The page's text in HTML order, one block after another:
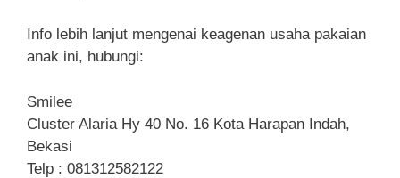
Info lebih lanjut mengenai keagenan usaha pakaian
anak ini, hubungi:
Smilee
Cluster Alaria Hy 40 No. 16 Kota Harapan Indah,
Bekasi
Telp : 081312582122